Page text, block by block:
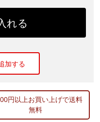
れる
加する
円以上お買い上げで送料
無料